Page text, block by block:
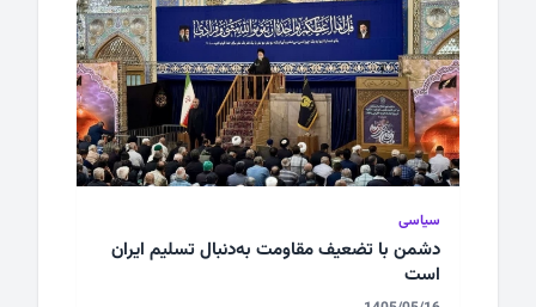
سیاسی
دشمن با تضعیف مقاومت به‌دنبال تسلیم ایران
است